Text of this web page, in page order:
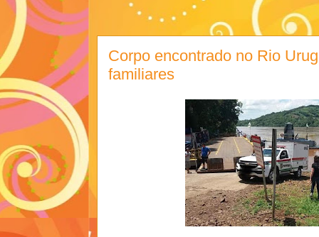
Corpo encontrado no Rio
familiares